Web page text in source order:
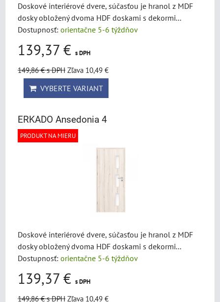
Doskové interiérové dvere, súčasťou je hranol z MDF
dosky obložený dvoma HDF doskami s dekormi...
Dostupnosť: orientačne 5-6 týždňov
139,37 € s DPH
149,86 €s DPH Zľava 10,49 €
VYBERTE VARIANT
ERKADO Ansedonia 4
PRODUKT NA MIERU
Doskové interiérové dvere, súčasťou je hranol z MDF
dosky obložený dvoma HDF doskami s dekormi...
Dostupnosť: orientačne 5-6 týždňov
139,37 € s DPH
149,86 €s DPH Zľava 10,49 €